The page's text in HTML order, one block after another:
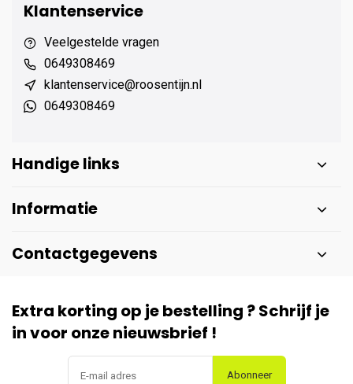
Klantenservice
Veelgestelde vragen
0649308469
klantenservice@roosentijn.nl
0649308469
Handige links
Informatie
Contactgegevens
Extra korting op je bestelling ? Schrijf je
in voor onze nieuwsbrief !
Abonneer